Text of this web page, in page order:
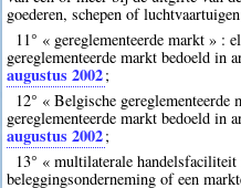
goederen, schepen of
11° « gereglementeerde markt » :
gereglementeerde markt bedoeld in
augustus 2002;
12° « Belgische
gereglementeerde markt bedoeld in
augustus 2002;
13° « multilaterale
beleggingsonderneming of een